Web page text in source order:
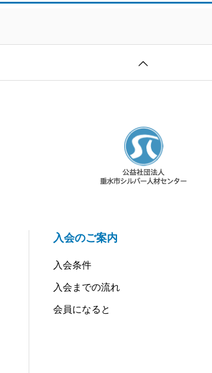
入会のご案内
入会条件
入会までの流れ
会員になると